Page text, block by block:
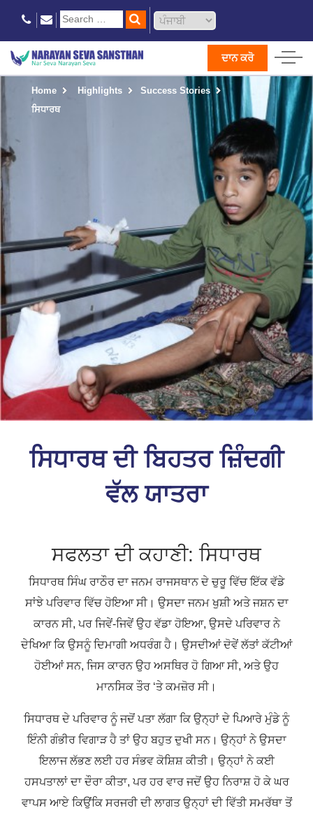
ਦਾਨ ਕਰੋ
Home Highlights
Success Stories
ਸਿਧਾਰਥ
ਸਿਧਾਰਥ ਦੀ ਬਿਹਤਰ ਜ਼ਿੰਦਗੀ
ਵੱਲ ਯਾਤਰਾ
ਸਫਲਤਾ ਦੀ ਕਹਾਣੀ: ਸਿਧਾਰਥ
ਸਿਧਾਰਥ ਸਿੰਘ ਰਾਠੌਰ ਦਾ ਜਨਮ ਰਾਜਸਥਾਨ ਦੇ ਚੁਰੂ ਵਿੱਚ ਇੱਕ ਵੱਡੇ
ਸਾਂਝੇ ਪਰਿਵਾਰ ਵਿੱਚ ਹੋਇਆ ਸੀ। ਉਸਦਾ ਜਨਮ ਖੁਸ਼ੀ ਅਤੇ ਜਸ਼ਨ ਦਾ
ਕਾਰਨ ਸੀ, ਪਰ ਜਿਵੇਂ-ਜਿਵੇਂ ਉਹ ਵੱਡਾ ਹੋਇਆ, ਉਸਦੇ ਪਰਿਵਾਰ ਨੇ
ਦੇਖਿਆ ਕਿ ਉਸਨੂੰ ਦਿਮਾਗੀ ਅਧਰੰਗ ਹੈ। ਉਸਦੀਆਂ ਦੋਵੇਂ ਲੱਤਾਂ ਕੱਟੀਆਂ
ਹੋਈਆਂ ਸਨ, ਜਿਸ ਕਾਰਨ ਉਹ ਅਸਥਿਰ ਹੋ ਗਿਆ ਸੀ, ਅਤੇ ਉਹ
ਮਾਨਸਿਕ ਤੌਰ ‘ਤੇ ਕਮਜ਼ੋਰ ਸੀ।
ਸਿਧਾਰਥ ਦੇ ਪਰਿਵਾਰ ਨੂੰ ਜਦੋਂ ਪਤਾ ਲੱਗਾ ਕਿ ਉਨ੍ਹਾਂ ਦੇ ਪਿਆਰੇ ਮੁੰਡੇ ਨੂੰ
ਇੰਨੀ ਗੰਭੀਰ ਵਿਗਾੜ ਹੈ ਤਾਂ ਉਹ ਬਹੁਤ ਦੁਖੀ ਸਨ। ਉਨ੍ਹਾਂ ਨੇ ਉਸਦਾ
ਇਲਾਜ ਲੱਭਣ ਲਈ ਹਰ ਸੰਭਵ ਕੋਸ਼ਿਸ਼ ਕੀਤੀ। ਉਨ੍ਹਾਂ ਨੇ ਕਈ
ਹਸਪਤਾਲਾਂ ਦਾ ਦੌਰਾ ਕੀਤਾ, ਪਰ ਹਰ ਵਾਰ ਜਦੋਂ ਉਹ ਨਿਰਾਸ਼ ਹੋ ਕੇ ਘਰ
ਵਾਪਸ ਆਏ ਕਿਉਂਕਿ ਸਰਜਰੀ ਦੀ ਲਾਗਤ ਉਨ੍ਹਾਂ ਦੀ ਵਿੱਤੀ ਸਮਰੱਥਾ ਤੋਂ